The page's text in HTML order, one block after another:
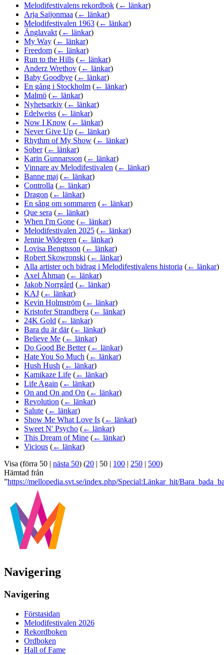
Melodifestivalens rekordbok (← länkar)
Arja Saijonmaa (← länkar)
Melodifestivalen 1963 (← länkar)
Änglavakt (← länkar)
My Way (← länkar)
Freedom (← länkar)
Run to the Hills (← länkar)
Anderz Wrethov (← länkar)
Baby Goodbye (← länkar)
En gång i Stockholm (← länkar)
Malmö (← länkar)
Nyhetsarkiv (← länkar)
Edelweiss (← länkar)
Now I Know (← länkar)
Never Give Up (← länkar)
Rhythm of My Show (← länkar)
Sober (← länkar)
Karin Gunnarsson (← länkar)
Vinnare av Melodifestivalen (← länkar)
Banne maj (← länkar)
Controlla (← länkar)
Dragon (← länkar)
En sång om sommaren (← länkar)
Que sera (← länkar)
When I'm Gone (← länkar)
Melodifestivalen 2025 (← länkar)
Jennie Widegren (← länkar)
Lovisa Bengtsson (← länkar)
Robert Skowronski (← länkar)
Alla artister och bidrag i Melodifestivalens historia (← länkar)
Axel Åhman (← länkar)
Jakob Norrgård (← länkar)
KAJ (← länkar)
Kevin Holmström (← länkar)
Kristofer Strandberg (← länkar)
24K Gold (← länkar)
Bara du är där (← länkar)
Believe Me (← länkar)
Do Good Be Better (← länkar)
Hate You So Much (← länkar)
Hush Hush (← länkar)
Kamikaze Life (← länkar)
Life Again (← länkar)
On and On and On (← länkar)
Revolution (← länkar)
Salute (← länkar)
Show Me What Love Is (← länkar)
Sweet N' Psycho (← länkar)
This Dream of Mine (← länkar)
Vicious (← länkar)
Visa (förra 50 | nästa 50) (20 | 50 | 100 | 250 | 500)
Hämtad från
”https://mellopedia.svt.se/index.php/Special:Länkar_hit/
Navigering
Navigering
Förstasidan
Melodifestivalen 2026
Rekordboken
Ordboken
Hall of Fame